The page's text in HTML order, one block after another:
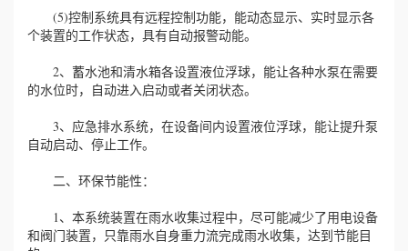
(5)控制系统具有远程控制功能，能动态显示、实时显示各
个装置的工作状态，具有自动报警动能。
2、蓄水池和清水箱各设置液位浮球，能让各种水泵在需要
的水位时，自动进入启动或者关闭状态。
3、应急排水系统，在设备间内设置液位浮球，能让提升泵
自动启动、停止工作。
二、环保节能性：
1、本系统装置在雨水收集过程中，尽可能减少了用电设备
和阀门装置，只靠雨水自身重力流完成雨水收集，达到节能目